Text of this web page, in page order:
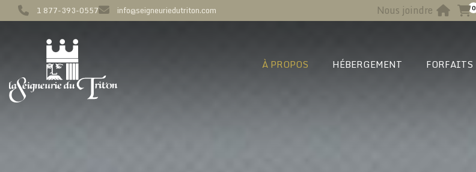
1 877-393-0557 info@seigneuriedutriton.com Nous joindre 0
À PROPOS HÉBERGEMENT FORFAITS